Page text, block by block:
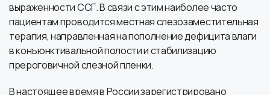
выраженности ССГ. В связи с этим наиболее часто
пациентам проводится местная слезозаместительная
терапия, направленная на пополнение дефицита влаги
в конъюнктивальной полости и стабилизацию
прероговичной слезной пленки.
В настоящее время в России зарегистрировано